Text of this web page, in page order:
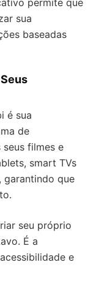
permite que
sua
baseadas
é sua
de
filmes e
smart TVs
garantindo que
seu próprio
É a
e